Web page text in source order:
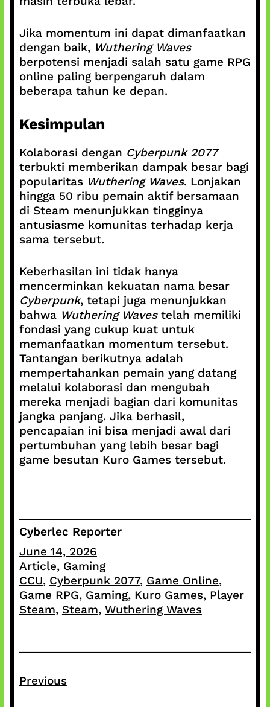
Jika momentum ini dapat dimanfaatkan
dengan baik, Wuthering Waves
berpotensi menjadi salah satu game RPG
online paling berpengaruh dalam
beberapa tahun ke depan.
Kesimpulan
Kolaborasi dengan Cyberpunk 2077
terbukti memberikan dampak besar bagi
popularitas Wuthering Waves. Lonjakan
hingga 50 ribu pemain aktif bersamaan
di Steam menunjukkan tingginya
antusiasme komunitas terhadap kerja
sama tersebut.
Keberhasilan ini tidak hanya
mencerminkan kekuatan nama besar
Cyberpunk, tetapi juga menunjukkan
bahwa Wuthering Wavestelah memiliki
fondasi yang cukup kuat untuk
memanfaatkan momentum tersebut.
Tantangan berikutnya adalah
mempertahankan pemain yang datang
melalui kolaborasi dan mengubah
mereka menjadi bagian dari komunitas
jangka panjang. Jika berhasil,
pencapaian ini bisa menjadi awal dari
pertumbuhan yang lebih besar bagi
game besutan Kuro Games tersebut.
Cyberlec Reporter
June 14, 2026
Article, Gaming
CCU, Cyberpunk 2077, Game Online ,
Game RPG, Gaming, Kuro Games, Player
Steam, Steam, Wuthering Waves
Previous